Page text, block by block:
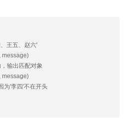
王五、赵六'
message)
输出匹配对象
message)
为'李四'不在开头